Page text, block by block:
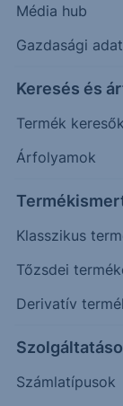
Média hub
Gazdasági
Keresés és
Termék keresők
Árfolyamok
Klasszikus
Tőzsdei
Derivatív
Számlatípusok
Az elmúlt
Timeframe